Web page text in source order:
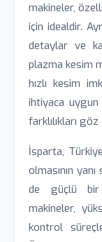
makineler,
için idealdir.
detaylar ve
plazma kesim
hızlı kesim
ihtiyaca
farklılıkları
İsparta,
olmasının
de güçlü bir
makineler,
kontrol